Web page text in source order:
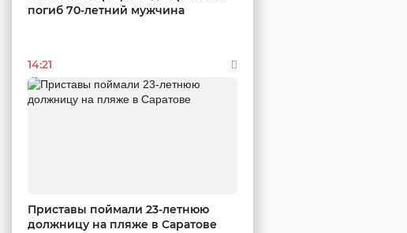
погиб 70-летний мужчина
14:21
Приставы поймали 23-летнюю
должницу на пляже в Саратове